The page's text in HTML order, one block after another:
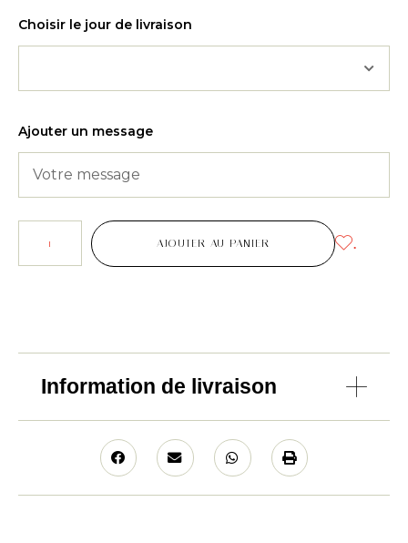
Choisir le jour de livraison
Ajouter un message
AJOUTER AU PANIER .
Information de livraison